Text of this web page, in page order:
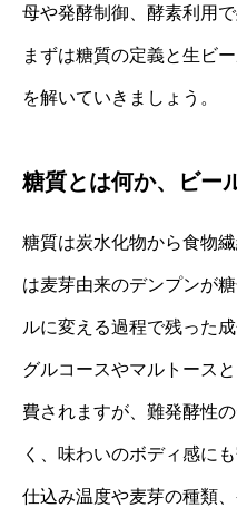
母や発酵制御、酵素利用
まずは糖質の定義と生ビ
を解いていきましょう。
糖質とは何か、ビー
糖質は炭水化物から食物
は麦芽由来のデンプンが
ルに変える過程で残った
グルコースやマルトース
費されますが、難発酵性
く、味わいのボディ感にも
仕込み温度や麦芽の種類